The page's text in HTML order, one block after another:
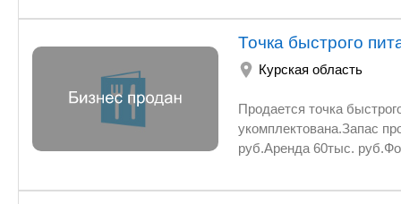
Точка быстрого
Курская область
Продается точка
укомплектована.Запас
руб.Аренда 60тыс.
разорваться.Все